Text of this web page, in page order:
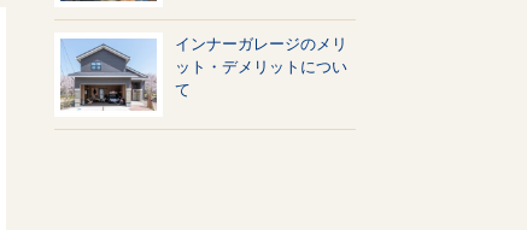
インナーガレージのメリ
ット・デメリットについ
て